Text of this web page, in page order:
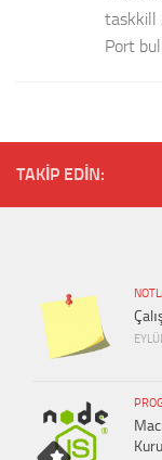
taskkill
Port
TAKIP EDIN: